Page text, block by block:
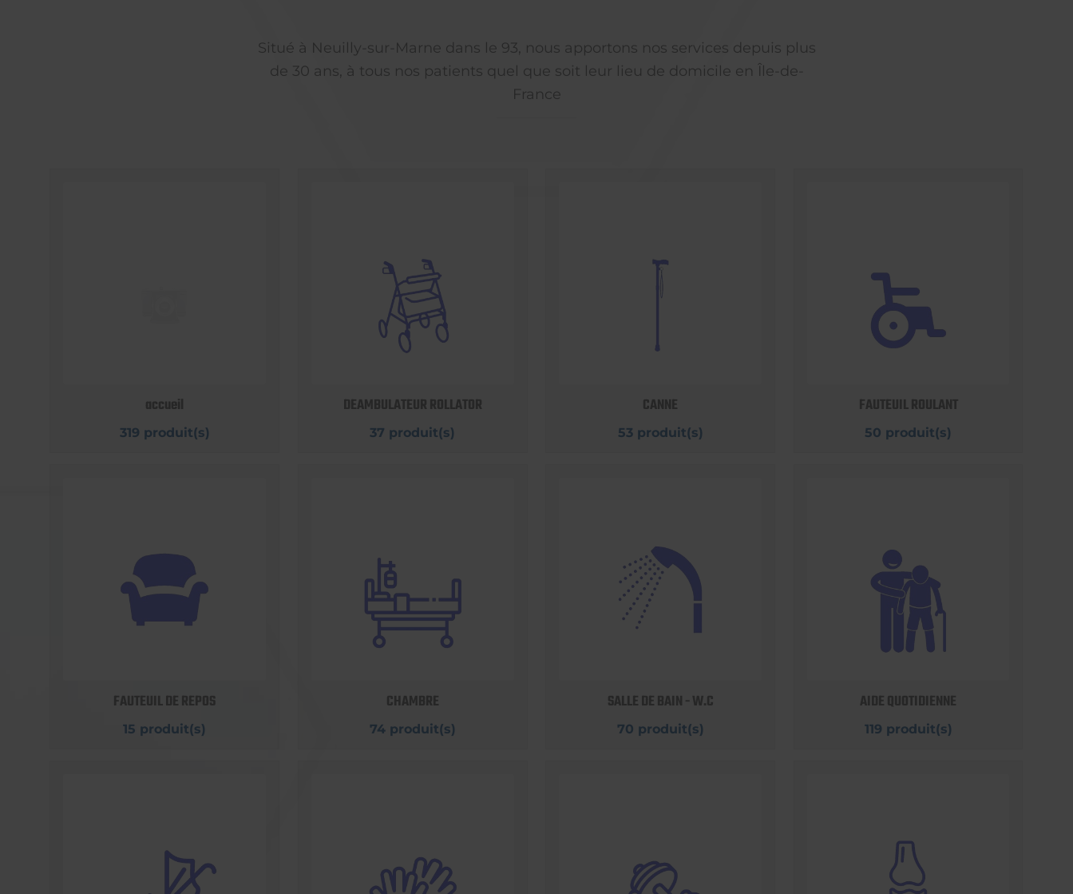
Situé à Neuilly-sur-Marne dans le 93, nous apportons nos services depuis plus
de 30 ans, à tous nos patients quel que soit leur lieu de domicile en Île-de-
France
accueil
319 produit(s)
DEAMBULATEUR ROLLATOR
37 produit(s)
CANNE
53 produit(s)
FAUTEUIL ROULANT
50 produit(s)
FAUTEUIL DE REPOS
15 produit(s)
CHAMBRE
74 produit(s)
SALLE DE BAIN - W.C
70 produit(s)
AIDE QUOTIDIENNE
119 produit(s)